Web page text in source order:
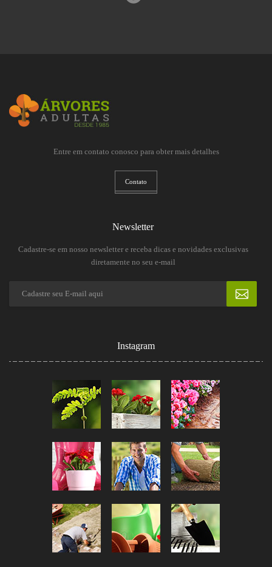
Entre em contato conosco para obter mais detalhes
Contato
Newsletter
Cadastre-se em nosso newsletter e receba dicas e novidades exclusivas
diretamente no seu e-mail
Instagram